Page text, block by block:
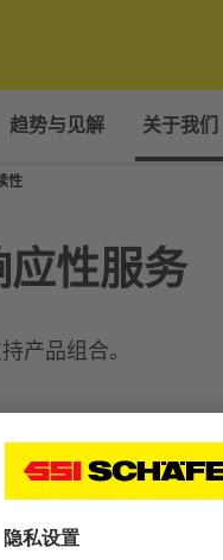
趋势与见解 关于我们
性
性服务
产品组合。